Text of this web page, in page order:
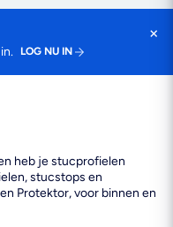
LOG NU IN
×
heb je stucprofielen
stucstops en
Protektor, voor binnen en